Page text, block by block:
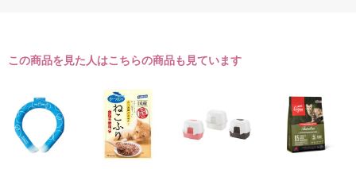
この商品を見た人はこちらの商品も見ています